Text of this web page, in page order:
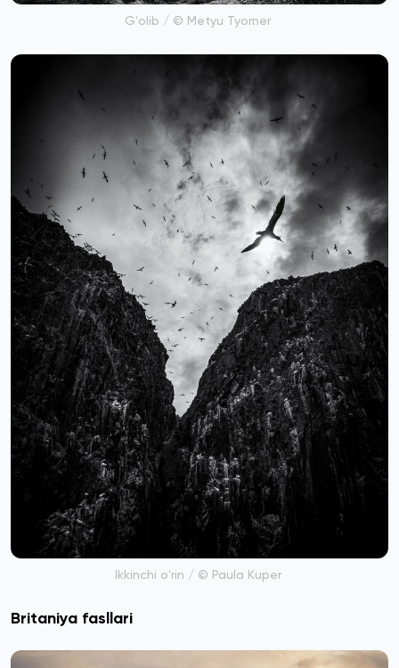
Gʻolib / © Metyu Tyorner
Ikkinchi oʻrin / © Paula Kuper
Britaniya fasllari